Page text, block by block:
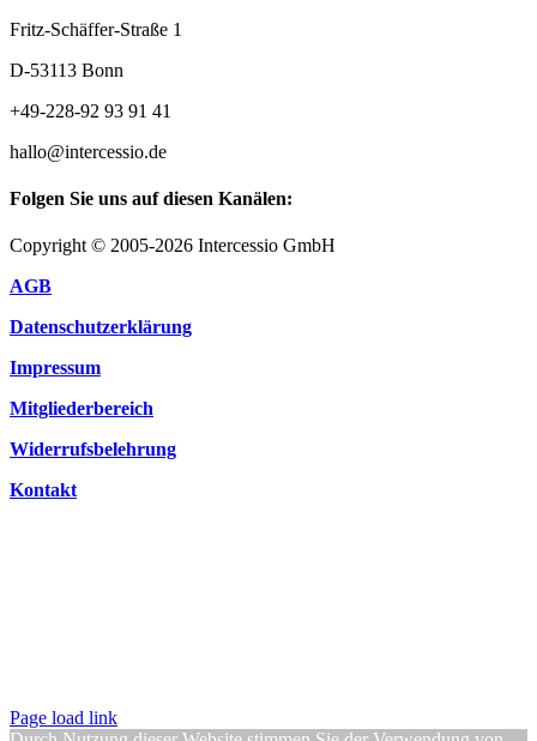
Fritz-Schäffer-Straße 1
D-53113 Bonn
+49-228-92 93 91 41
hallo@intercessio.de
Folgen Sie uns auf diesen Kanälen:
Copyright © 2005-2026 Intercessio GmbH
AGB
Datenschutzerklärung
Impressum
Mitgliederbereich
Widerrufsbelehrung
Kontakt
Page load link